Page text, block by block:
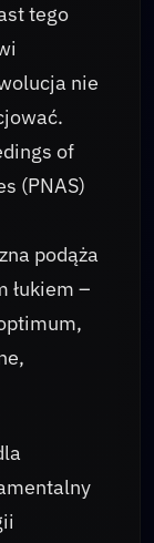
tego
nie
of
(PNAS)
podąża
łukiem –